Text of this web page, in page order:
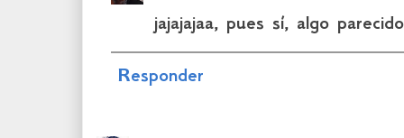
jajajajaa, pues sí, algo parecido
Responder